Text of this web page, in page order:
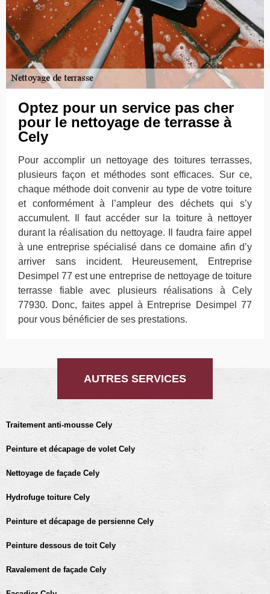
Optez pour un service pas cher
pour le nettoyage de terrasse à
Cely
Pour accomplir un nettoyage des toitures terrasses,
plusieurs façon et méthodes sont efficaces. Sur ce,
chaque méthode doit convenir au type de votre toiture
et conformément à l’ampleur des déchets qui s’y
accumulent. Il faut accéder sur la toiture à nettoyer
durant la réalisation du nettoyage. Il faudra faire appel
à une entreprise spécialisé dans ce domaine afin d’y
arriver sans incident. Heureusement, Entreprise
Desimpel 77 est une entreprise de nettoyage de toiture
terrasse fiable avec plusieurs réalisations à Cely
77930. Donc, faites appel à Entreprise Desimpel 77
pour vous bénéficier de ses prestations.
AUTRES SERVICES
Traitement anti-mousse Cely
Peinture et décapage de volet Cely
Nettoyage de façade Cely
Hydrofuge toiture Cely
Peinture et décapage de persienne Cely
Peinture dessous de toit Cely
Ravalement de façade Cely